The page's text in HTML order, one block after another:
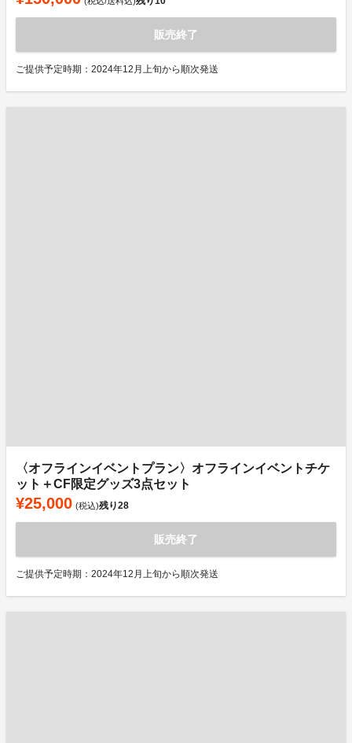
販売終了
ご提供予定時期：2024年12月上旬から順次発送
〈オフラインイベントプラン〉オフラインイベントチケ
ット＋CF限定グッズ3点セット
¥25,000 (税込)残り28
販売終了
ご提供予定時期：2024年12月上旬から順次発送